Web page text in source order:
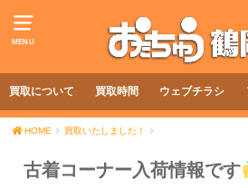
MENU
買取について 買取時間 ウェブチラシ
HOME 買取いたしました！
古着コーナー入荷情報です